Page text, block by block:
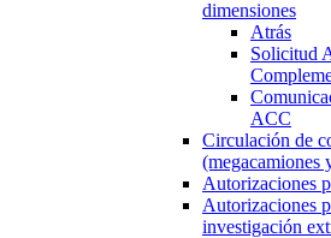
dimensiones
Atrás
Solicitud
ACC
Circulación de
(megacamiones
Autorizaciones
Autorizaciones
investigación